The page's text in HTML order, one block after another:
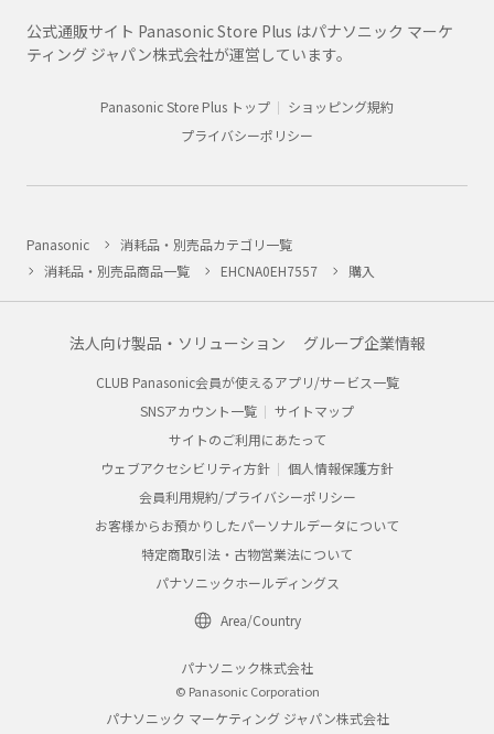
公式通販サイト Panasonic Store Plus はパナソニック マーケ
ティング ジャパン株式会社が運営しています。
Panasonic Store Plus トップ
ショッピング規約
プライバシーポリシー
Panasonic
消耗品・別売品カテゴリ一覧
消耗品・別売品商品一覧
EHCNA0EH7557 購入
法人向け製品・ソリューション グループ企業情報
CLUB Panasonic会員が使えるアプリ/サービス一覧
SNSアカウント一覧
サイトマップ
サイトのご利用にあたって
ウェブアクセシビリティ方針
個人情報保護方針
会員利用規約/プライバシーポリシー
お客様からお預かりしたパーソナルデータについて
特定商取引法・古物営業法について
パナソニックホールディングス
Area/Country
パナソニック株式会社
© Panasonic Corporation
パナソニック マーケティング ジャパン株式会社